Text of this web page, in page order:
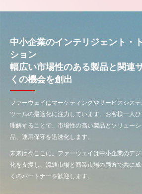
中小企業のインテリジェント・
ション
幅広い市場性のある製品と関連
くの機会を創出
ファーウェイはマーケティングやサービスシス
ツールの最適化に注力しています。お客様一人
理解することで、市場性の高い製品とソリュー
品、運用保守を迅速化します。
未来は今ここに。ファーウェイは中小企業のデ
化を支援し、流通市場と商業市場の両方で共に
くのパートナーを歓迎します。